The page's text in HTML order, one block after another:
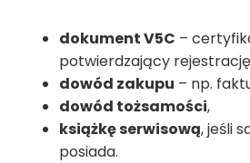
dokument V5C –
potwierdzający
dowód zakupu – np.
dowód tożsamości,
książkę serwisową, jeśli
posiada.